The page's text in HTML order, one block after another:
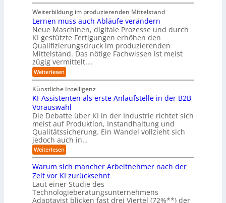
H
e
r
s
t
e
l
r
n
e
i
d
e
r
I
n
d
u
s
t
r
e
e
r
m
ö
g
l
i
c
h
e
n
w
a
c
h
s
e
n
d
e
R
a
n
s
o
m
w
a
r
e
-
G
f
a
h
r
i
e
r
o
b
o
t
e
r
f
ü
r
T
a
t
o
r
t
e
n
e
h
r
l
i
c
h
e
r
u
n
d
u
n
b
e
q
u
e
m
e
r
)
B
l
Weiterbildung im produzierenden Mittelstand
Lernen muss auch Abläufe verändern
Neue Maschinen, digitale Prozesse und durch
KI gestützte Fertigungen erhöhen den
Qualifizierungsdruck im produzierenden
Mittelstand. Das nötige Fachwissen ist meist
zügig vermittelt.…
Weiterlesen:
L
e
r
n
e
n
m
u
s
s
a
u
h
A
b
l
ä
Künstliche Intelligenz
KI-Assistenten als erste Anlaufstelle in der B2B-
Vorauswahl
Die Debatte über KI in der Industrie richtet sich
meist auf Produktion, Instandhaltung und
Qualitätssicherung. Ein Wandel vollzieht sich
jedoch auch in…
Weiterlesen:
K
-
A
s
s
i
Warum sich mancher Arbeitnehmer nach der
Zeit vor KI zurücksehnt
Laut einer Studie des
Technologieberatungsunternehmens
Adaptavist blicken fast drei Viertel (72%**) der